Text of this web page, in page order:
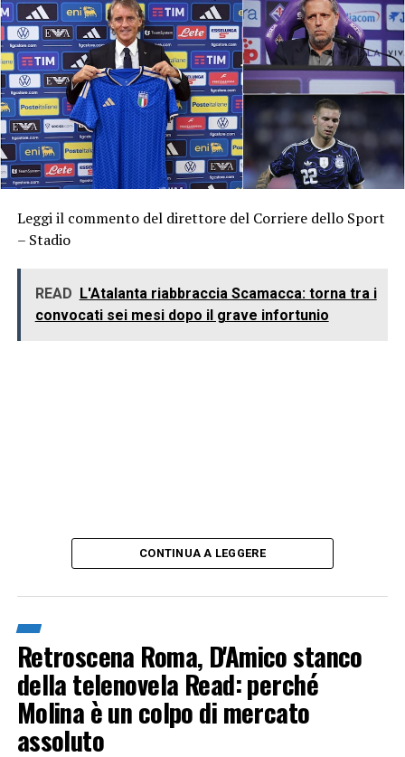
Leggi il commento del direttore del Corriere dello Sport
– Stadio
READ L'Atalanta riabbraccia Scamacca: torna tra i
convocati sei mesi dopo il grave infortunio
CONTINUA A LEGGERE
Retroscena Roma, D'Amico stanco
della telenovela Read: perché
Molina è un colpo di mercato
assoluto